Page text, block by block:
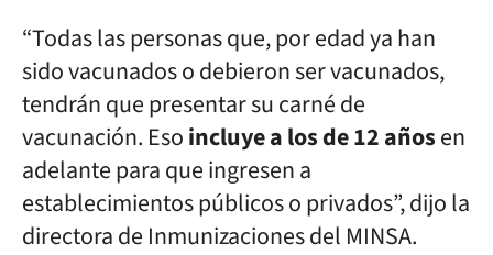
“Todas las personas que, por edad ya han
sido vacunados o debieron ser vacunados,
tendrán que presentar su carné de
vacunación. Esoincluye a los de 12 añosen
adelante para que ingresen a
establecimientos públicos o privados”, dijo la
directora de Inmunizaciones del MINSA.